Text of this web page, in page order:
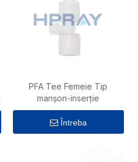
PFA Tee Femeie Tip
manșon-inserție
Întreba